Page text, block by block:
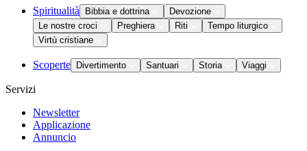
Spiritualità Bibbia e dottrina
Devozione
Le nostre croci
Preghiera Riti
Tempo liturgico
Virtù cristiane
Scoperte Divertimento Santuari Storia Viaggi
Servizi
Newsletter
Applicazione
Annuncio